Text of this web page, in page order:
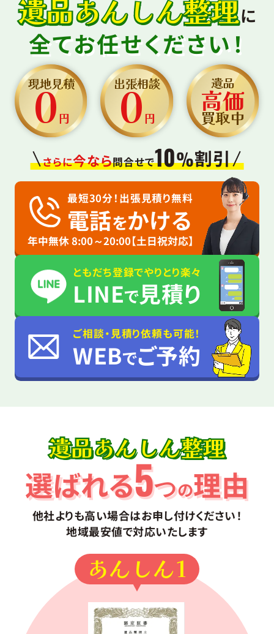
遺品あんしん整理に
全てお任せください！
現地見積
0円
出張相談
0円
遺品
高価
買取中
さらに今なら問合せで10%割引
最短30分！出張見積り無料
電話をかける
年中無休 8:00～20:00【土日祝対応】
ともだち登録でやりとり楽々
LINEで見積り
ご相談・見積り依頼も可能！
WEBでご予約
遺品あんしん整理
選ばれる5つの理由
他社よりも高い場合はお申し付けください！
地域最安値で対応いたします
あんしん1